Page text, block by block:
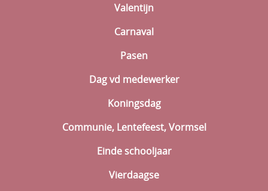
Valentijn
Carnaval
Pasen
Dag vd medewerker
Koningsdag
Communie, Lentefeest, Vormsel
Einde schooljaar
Vierdaagse